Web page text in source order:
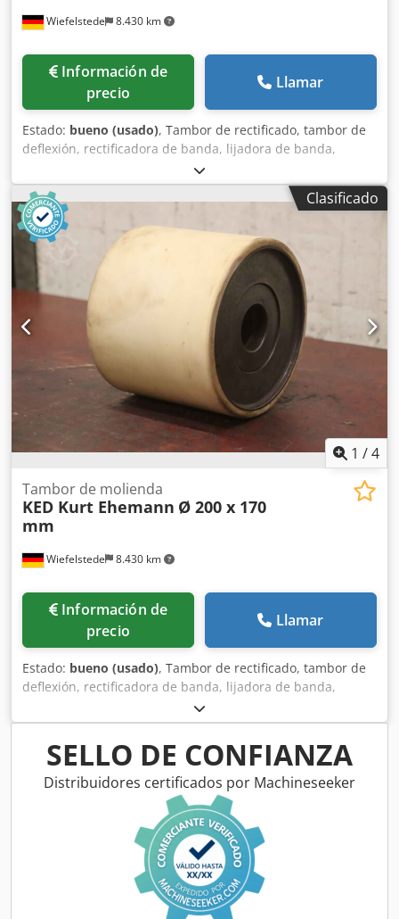
Wiefelstede 8.430 km
Información de
precio
Llamar
Estado: bueno (usado), Tambor de rectificado, tambor de
deflexión, rectificadora de banda, lijadora de banda,
rectificadora de tambor, rodillos de transporte, rodillos de
repuesto, cinta transportadora, transportador de rodillos,
rodillos de apoyo -Fabricante: KED Kurt Ehemann, tambor
de rectificado, ancho del tambor 170 mm -Tambor: Ø 200
mm -Agujero: Ø 62 x 100 mm -Número: 10x tambores
disponibles Dkjdpfx Ahevxgxxo Der -Precio: por pieza -
Dimensiones: Ø 200 x 170 mm -Peso: 9,3 kg/pieza
Clasificado
1 /4
Wiefelstede 8.430 km
Tambor de molienda
KED Kurt Ehemann Ø 200 x 170
mm
Información de
precio
Llamar
Estado: bueno (usado), Tambor de rectificado, tambor de
deflexión, rectificadora de banda, lijadora de banda,
rectificadora de tambor, rodillos de transporte, rodillos de
repuesto, cinta transportadora, transportador de rodillos,
rodillos de apoyo -Fabricante: KED Kurt Ehemann, tambor
de rectificado, ancho del tambor 170 mm Dkjdpfx
Ahovxgyie Dsr -Tambor: Ø 200 mm -Agujero: Ø 48 x 150
mm -Número: 4x tambores disponibles -Precio: por pieza -
Dimensiones: Ø 200 x 170 mm -Peso: 8,3 kg/pieza
SELLO DE CONFIANZA
Distribuidores certificados por Machineseeker